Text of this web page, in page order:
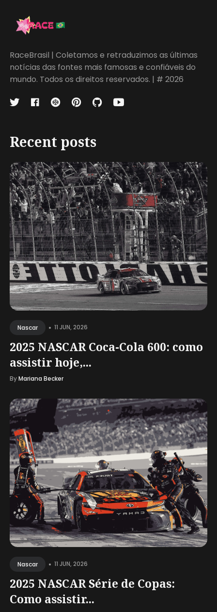
RaceBrasil | Coletamos e retraduzimos as últimas
notícias das fontes mais famosas e confiáveis do
mundo. Todos os direitos reservados. | # 2026
Recent posts
Nascar • 11 JUN, 2026
2025 NASCAR Coca-Cola 600: como
assistir hoje,...
ByMariana Becker
Nascar • 11 JUN, 2026
2025 NASCAR Série de Copas:
Como assistir...